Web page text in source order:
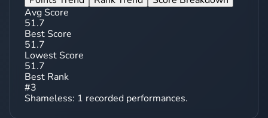
Avg Score
51.7
Best Score
51.7
Lowest Score
51.7
Best Rank
#3
Shameless: 1 recorded performances.